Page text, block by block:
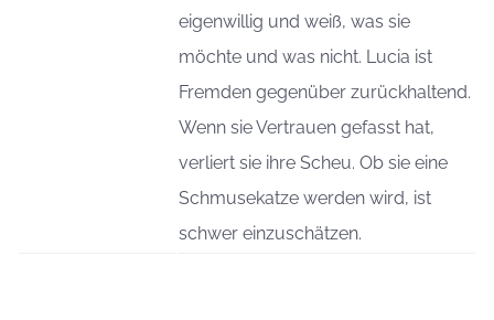
eigenwillig und weiß, was sie
möchte und was nicht. Lucia ist
Fremden gegenüber zurückhaltend.
Wenn sie Vertrauen gefasst hat,
verliert sie ihre Scheu. Ob sie eine
Schmusekatze werden wird, ist
schwer einzuschätzen.